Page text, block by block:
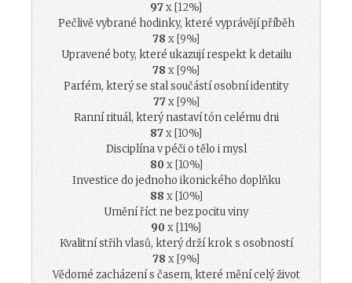
97x [12%]
Pečlivě vybrané hodinky, které vyprávějí příběh
78 x [9%]
Upravené boty, které ukazují respekt k detailu
78 x [9%]
Parfém, který se stal součástí osobní identity
77x [9%]
Ranní rituál, který nastaví tón celému dni
87x [10%]
Disciplína v péči o tělo i mysl
80 x [10%]
Investice do jednoho ikonického doplňku
88 x [10%]
Umění říct ne bez pocitu viny
90 x [11%]
Kvalitní střih vlasů, který drží krok s osobností
78 x [9%]
Vědomé zacházení s časem, které mění celý život